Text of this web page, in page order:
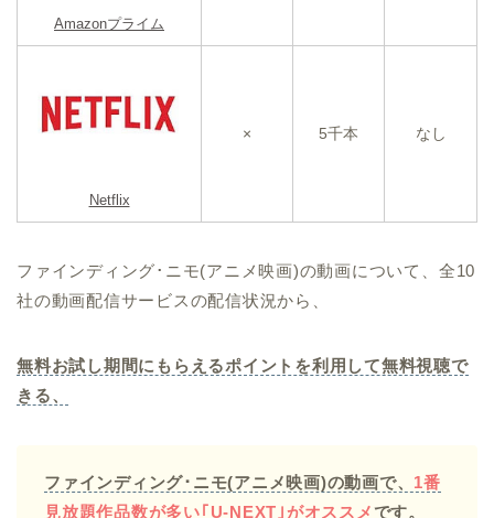
Amazonプライム
Netflix
× 5千本 なし
ファインディング･ニモ(アニメ映画)の動画について、全10
社の動画配信サービスの配信状況から、
無料お試し期間にもらえるポイントを利用して無料視聴で
きる、
ファインディング･ニモ(アニメ映画)の動画で、 1番
見放題作品数が多い｢U-NEXT｣がオススメ です。